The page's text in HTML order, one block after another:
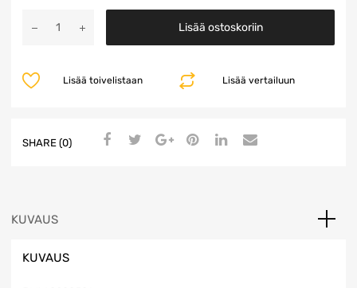
Ohjainyksikkö
Lisää ostoskoriin
Lisää vertailuun
Lisää toivelistaan
SHARE (0)
KUVAUS
KUVAUS